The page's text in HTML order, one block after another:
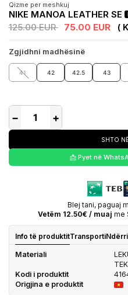
Qizme per meshkuj
NIKE MANOA LEATHER SE
125.00 EUR 75.00 EUR (
Zgjidhni madhësinë
41 42 42.5 43
− +
SHTO
📩 Pyet në
Blej tani, paguaj
Vetëm 12.50€ / muaj me
Info të produktitTransporti
Materiali
Kodi i produktit
Origjina e produktit